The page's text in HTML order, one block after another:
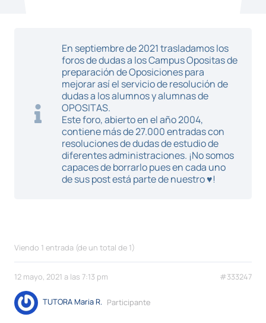
En septiembre de 2021 trasladamos los
foros de dudas a los Campus Opositas de
preparación de Oposiciones para
mejorar así el servicio de resolución de
dudas a los alumnos y alumnas de
OPOSITAS.
Este foro, abierto en el año 2004,
contiene más de 27.000 entradas con
resoluciones de dudas de estudio de
diferentes administraciones. ¡No somos
capaces de borrarlo pues en cada uno
de sus post está parte de nuestro ♥!
Viendo 1 entrada (de un total de 1)
12 mayo, 2021 a las 7:13 pm #333247
TUTORA Maria R. Participante